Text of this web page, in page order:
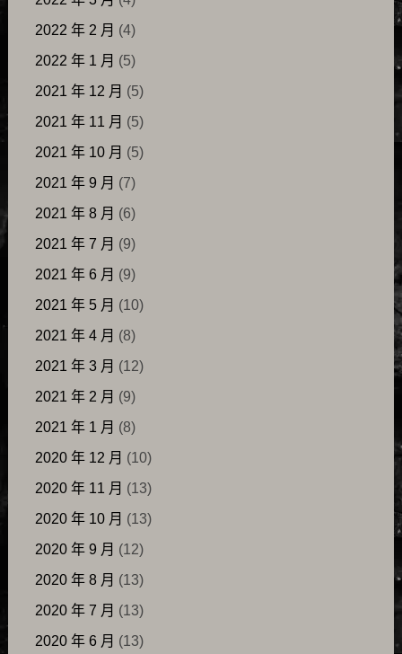
2022 年 2 月 (4)
2022 年 1 月 (5)
2021 年 12 月 (5)
2021 年 11 月 (5)
2021 年 10 月 (5)
2021 年 9 月 (7)
2021 年 8 月 (6)
2021 年 7 月 (9)
2021 年 6 月 (9)
2021 年 5 月 (10)
2021 年 4 月 (8)
2021 年 3 月 (12)
2021 年 2 月 (9)
2021 年 1 月 (8)
2020 年 12 月 (10)
2020 年 11 月 (13)
2020 年 10 月 (13)
2020 年 9 月 (12)
2020 年 8 月 (13)
2020 年 7 月 (13)
2020 年 6 月 (13)